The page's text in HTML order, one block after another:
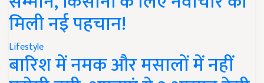
मिली नई पहचान!
Lifestyle
बारिश में नमक और मसालों में नहीं